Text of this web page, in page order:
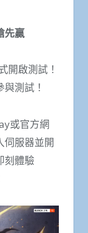
先贏
開啟測試！
測試！
或官方網
伺服器並開
刻體驗